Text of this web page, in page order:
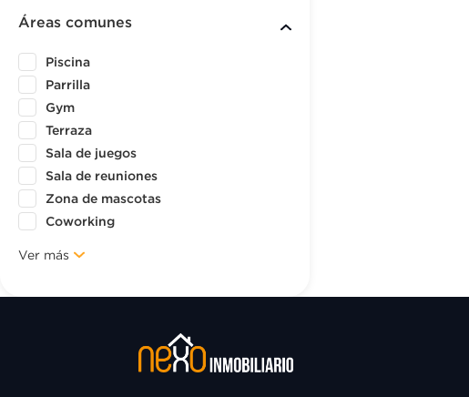
Áreas comunes
Piscina
Parrilla
Gym
Terraza
Sala de juegos
Sala de reuniones
Zona de mascotas
Coworking
Ver más